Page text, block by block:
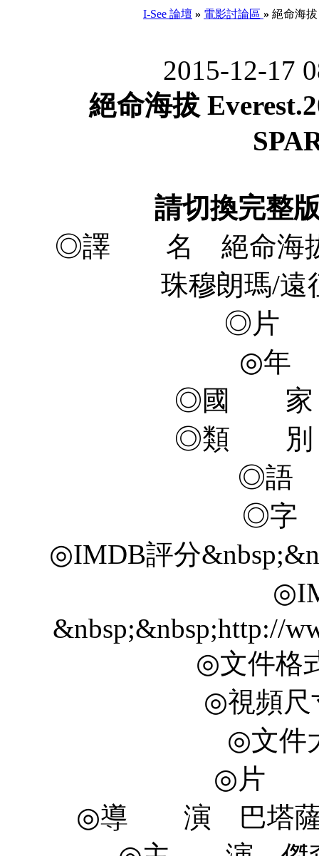
I-See 論壇 » 電影討論區 » 絕命海拔
2015-12-17
絕命海拔
請切換完整
◎譯 名 絕命海拔/
珠穆朗瑪/遠
◎片
◎年
◎國 家
◎類 別
◎語
◎
◎IMDB評分
&nbsp;&nbsp;http://
◎文件格
◎視頻尺
◎文件
◎片
◎導 演 巴塔薩·